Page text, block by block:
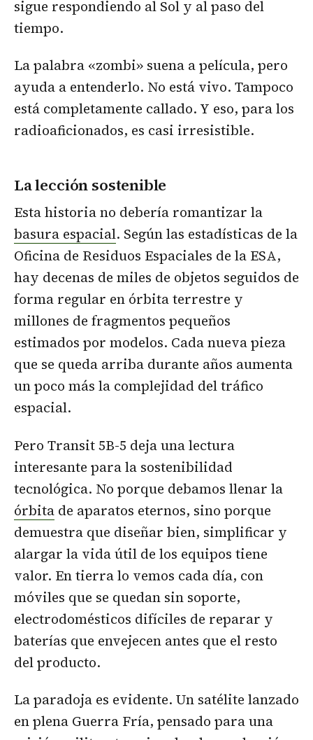
sigue respondiendo al Sol y al paso del
tiempo.
La palabra «zombi» suena a película, pero
ayuda a entenderlo. No está vivo. Tampoco
está completamente callado. Y eso, para los
radioaficionados, es casi irresistible.
La lección sostenible
Esta historia no debería romantizar la
basura espacial. Según las estadísticas de la
Oficina de Residuos Espaciales de la ESA,
hay decenas de miles de objetos seguidos de
forma regular en órbita terrestre y
millones de fragmentos pequeños
estimados por modelos. Cada nueva pieza
que se queda arriba durante años aumenta
un poco más la complejidad del tráfico
espacial.
Pero Transit 5B-5 deja una lectura
interesante para la sostenibilidad
tecnológica. No porque debamos llenar la
órbita de aparatos eternos, sino porque
demuestra que diseñar bien, simplificar y
alargar la vida útil de los equipos tiene
valor. En tierra lo vemos cada día, con
móviles que se quedan sin soporte,
electrodomésticos difíciles de reparar y
baterías que envejecen antes que el resto
del producto.
La paradoja es evidente. Un satélite lanzado
en plena Guerra Fría, pensado para una